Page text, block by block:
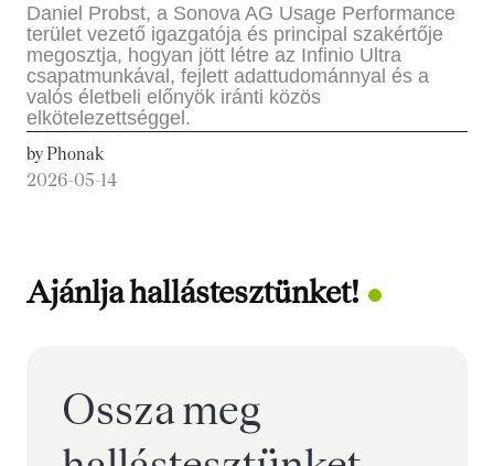
Daniel Probst, a Sonova AG Usage Performance
terület vezető igazgatója és principal szakértője
megosztja, hogyan jött létre az Infinio Ultra
csapatmunkával, fejlett adattudománnyal és a
valós életbeli előnyök iránti közös
elkötelezettséggel.
by Phonak
2026-05-14
Ajánlja hallástesztünket!
Ossza meg